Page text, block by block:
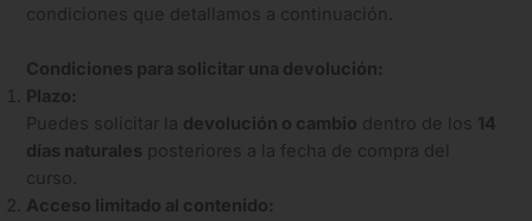
condiciones que detallamos a continuación.
Condiciones para solicitar una devolución:
Plazo:
Puedes solicitar la devolución o cambio dentro de los 14
días naturales posteriores a la fecha de compra del
curso.
Acceso limitado al contenido: